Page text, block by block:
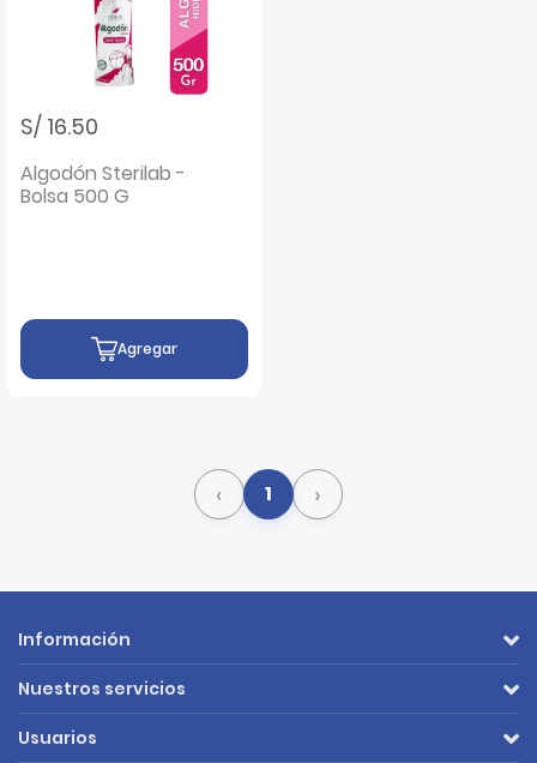
S/ 16.50
Algodón Sterilab -
Bolsa 500 G
Agregar
‹ 1 ›
Información
Nuestros servicios
Usuarios